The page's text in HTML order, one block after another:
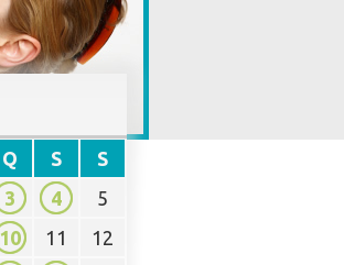
Q S
S
3 4
5
10 11
12